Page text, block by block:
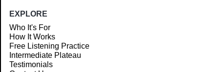
EXPLORE
Who It's For
How It Works
Free Listening Practice
Intermediate Plateau
Testimonials